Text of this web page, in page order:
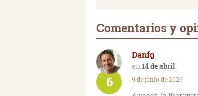
Comentarios y
Danfg
14 de abril
6 9 de junio de 2026